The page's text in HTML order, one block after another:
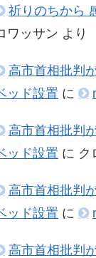
祈りのちから
ワッサン より
高市首相批判
ッド設置 に
高市首相批判
ッド設置 に ク
高市首相批判
ッド設置 に
高市首相批判